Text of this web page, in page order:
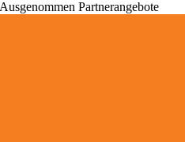
Partnerangebote